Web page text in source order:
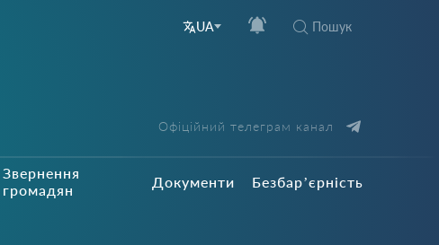
UA Пошук
Офіційний телеграм канал
Звернення
громадян
Документи Безбар’єрність